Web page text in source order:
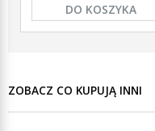
DO KOSZYKA
ZOBACZ CO KUPUJĄ INNI